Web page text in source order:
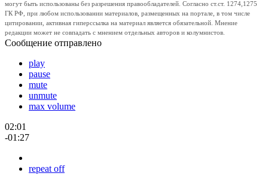
могут быть использованы без разрешения правообладателей. Согласно ст.ст. 1274,1275
ГК РФ, при любом использовании материалов, размещенных на портале, в том числе
цитировании, активная гиперссылка на материал является обязательной. Мнение
редакции может не совпадать с мнением отдельных авторов и колумнистов.
Сообщение отправлено
play
pause
mute
unmute
max volume
02:01
-01:27
repeat off